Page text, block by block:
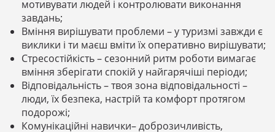
мотивувати людей і контролювати виконання
завдань;
Вміння вирішувати проблеми – у туризмі завжди є
виклики і ти маєш вміти їх оперативно вирішувати;
Стресостійкість – сезонний ритм роботи вимагає
вміння зберігати спокій у найгарячіші періоди;
Відповідальність – твоя зона відповідальності –
люди, їх безпека, настрій та комфорт протягом
подорожі;
Комунікаційні навички– доброзичливість,